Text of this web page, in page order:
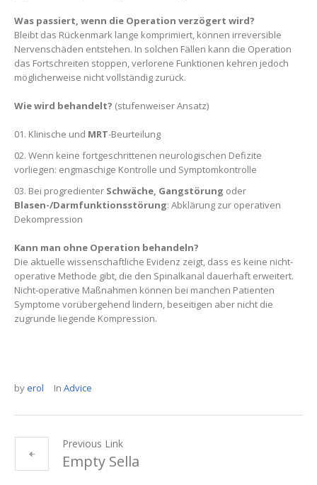
Was passiert, wenn die Operation verzögert wird?
Bleibt das Rückenmark lange komprimiert, können irreversible
Nervenschäden entstehen. In solchen Fällen kann die Operation
das Fortschreiten stoppen, verlorene Funktionen kehren jedoch
möglicherweise nicht vollständig zurück.
Wie wird behandelt? (stufenweiser Ansatz)
Klinische und MRT-Beurteilung
Wenn keine fortgeschrittenen neurologischen Defizite
vorliegen: engmaschige Kontrolle und Symptomkontrolle
Bei progredienter Schwäche, Gangstörung oder
Blasen-/Darmfunktionsstörung: Abklärung zur operativen
Dekompression
Kann man ohne Operation behandeln?
Die aktuelle wissenschaftliche Evidenz zeigt, dass es keine nicht-
operative Methode gibt, die den Spinalkanal dauerhaft erweitert.
Nicht-operative Maßnahmen können bei manchen Patienten
Symptome vorübergehend lindern, beseitigen aber nicht die
zugrunde liegende Kompression.
byerol In Advice
Previous Link
Empty Sella